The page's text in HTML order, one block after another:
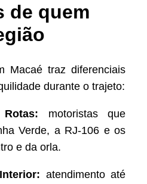
de quem
Macaé traz diferenciais
durante o trajeto:
motoristas que
Verde, a RJ-106 e os
e da orla.
atendimento até